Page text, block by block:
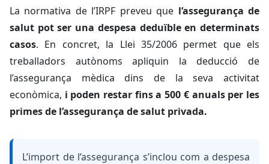
La normativa de l’IRPF preveu que l’assegurança de
salut pot ser una despesa deduïble en determinats
casos. En concret, la Llei 35/2006 permet que els
treballadors autònoms apliquin la deducció de
l’assegurança mèdica dins de la seva activitat
econòmica, i poden restar fins a 500 € anuals per les
primes de l’assegurança de salut privada.
L’import de l’assegurança s’inclou com a despesa